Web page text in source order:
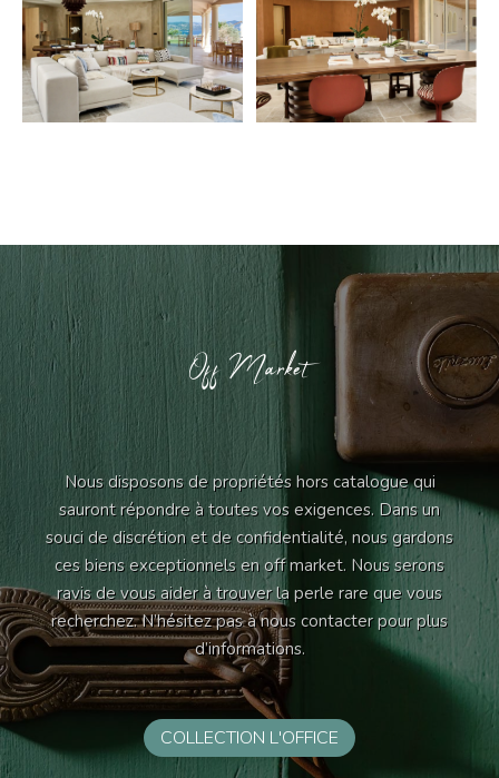
Off Market
Nous disposons de propriétés hors catalogue qui
sauront répondre à toutes vos exigences. Dans un
souci de discrétion et de confidentialité, nous gardons
ces biens exceptionnels en off market. Nous serons
ravis de vous aider à trouver la perle rare que vous
recherchez. N’hésitez pas à nous contacter pour plus
d’informations.
COLLECTION L'OFFICE